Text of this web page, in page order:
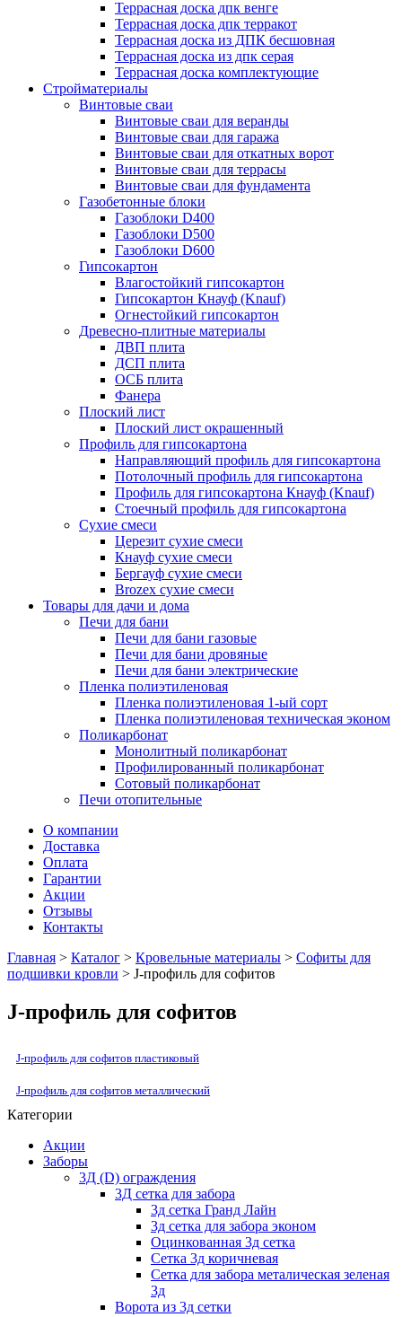
Террасная доска дпк венге
Террасная доска дпк терракот
Террасная доска из ДПК бесшовная
Террасная доска из дпк серая
Террасная доска комплектующие
Стройматериалы
Винтовые сваи
Винтовые сваи для веранды
Винтовые сваи для гаража
Винтовые сваи для откатных ворот
Винтовые сваи для террасы
Винтовые сваи для фундамента
Газобетонные блоки
Газоблоки D400
Газоблоки D500
Газоблоки D600
Гипсокартон
Влагостойкий гипсокартон
Гипсокартон Кнауф (Knauf)
Огнестойкий гипсокартон
Древесно-плитные материалы
ДВП плита
ДСП плита
ОСБ плита
Фанера
Плоский лист
Плоский лист окрашенный
Профиль для гипсокартона
Направляющий профиль для гипсокартона
Потолочный профиль для гипсокартона
Профиль для гипсокартона Кнауф (Knauf)
Стоечный профиль для гипсокартона
Сухие смеси
Церезит сухие смеси
Кнауф сухие смеси
Бергауф сухие смеси
Brozex сухие смеси
Товары для дачи и дома
Печи для бани
Печи для бани газовые
Печи для бани дровяные
Печи для бани электрические
Пленка полиэтиленовая
Пленка полиэтиленовая 1-ый сорт
Пленка полиэтиленовая техническая эконом
Поликарбонат
Монолитный поликарбонат
Профилированный поликарбонат
Сотовый поликарбонат
Печи отопительные
О компании
Доставка
Оплата
Гарантии
Акции
Отзывы
Контакты
Главная > Каталог > Кровельные материалы > Софиты для
подшивки кровли > J-профиль для софитов
J-профиль для софитов
J-профиль для софитов пластиковый
J-профиль для софитов металлический
Категории
Акции
Заборы
3Д (D) ограждения
3Д сетка для забора
3д сетка Гранд Лайн
3д сетка для забора эконом
Оцинкованная 3д сетка
Сетка 3д коричневая
Сетка для забора металическая зеленая
3д
Ворота из 3д сетки